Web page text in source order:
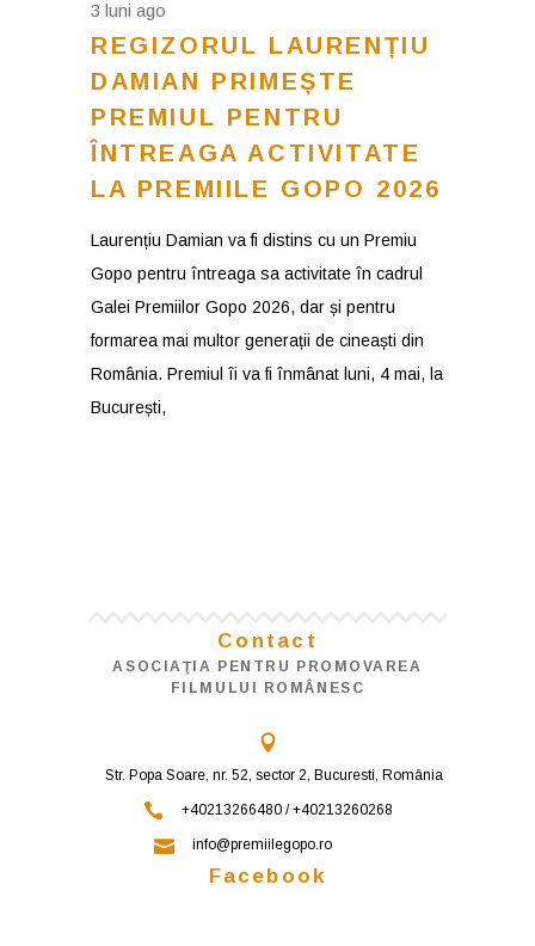
3 luni ago
REGIZORUL LAURENȚIU
DAMIAN PRIMEȘTE
PREMIUL PENTRU
ÎNTREAGA ACTIVITATE
LA PREMIILE GOPO 2026
Laurențiu Damian va fi distins cu un Premiu
Gopo pentru întreaga sa activitate în cadrul
Galei Premiilor Gopo 2026, dar și pentru
formarea mai multor generații de cineaști din
România. Premiul îi va fi înmânat luni, 4 mai, la
București,
Contact
ASOCIAŢIA PENTRU PROMOVAREA
FILMULUI ROMÂNESC
Str. Popa Soare, nr. 52, sector 2, Bucuresti, România
+40213266480 / +40213260268
info@premiilegopo.ro
Facebook